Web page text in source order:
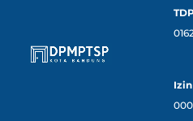
Izin